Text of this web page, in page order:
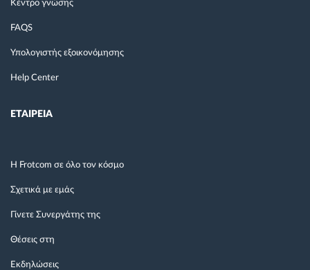
Κέντρο γνώσης
FAQS
Υπολογιστής εξοικονόμησης
Help Center
ΕΤΑΙΡΕΙΑ
Η Frotcom σε όλο τον κόσμο
Σχετικά με εμάς
Γίνετε Συνεργάτης της
Θέσεις στη
Εκδηλώσεις